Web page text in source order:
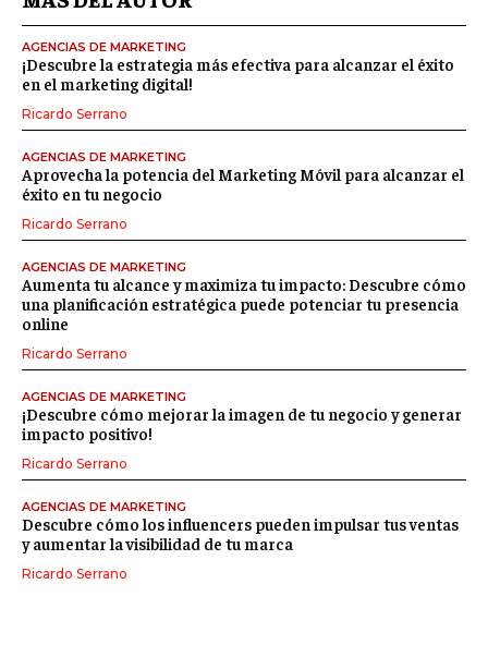
AGENCIAS DE MARKETING
¡Descubre la estrategia más efectiva para alcanzar el éxito
en el marketing digital!
Ricardo Serrano
AGENCIAS DE MARKETING
Aprovecha la potencia del Marketing Móvil para alcanzar el
éxito en tu negocio
Ricardo Serrano
AGENCIAS DE MARKETING
Aumenta tu alcance y maximiza tu impacto: Descubre cómo
una planificación estratégica puede potenciar tu presencia
online
Ricardo Serrano
AGENCIAS DE MARKETING
¡Descubre cómo mejorar la imagen de tu negocio y generar
impacto positivo!
Ricardo Serrano
AGENCIAS DE MARKETING
Descubre cómo los influencers pueden impulsar tus ventas
y aumentar la visibilidad de tu marca
Ricardo Serrano